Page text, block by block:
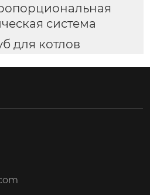
система
для котлов